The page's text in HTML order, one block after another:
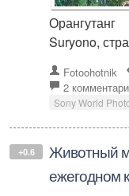
Suryono,
Fotoohotnik
2
Sony World
+0.6 Животный
ежегодном